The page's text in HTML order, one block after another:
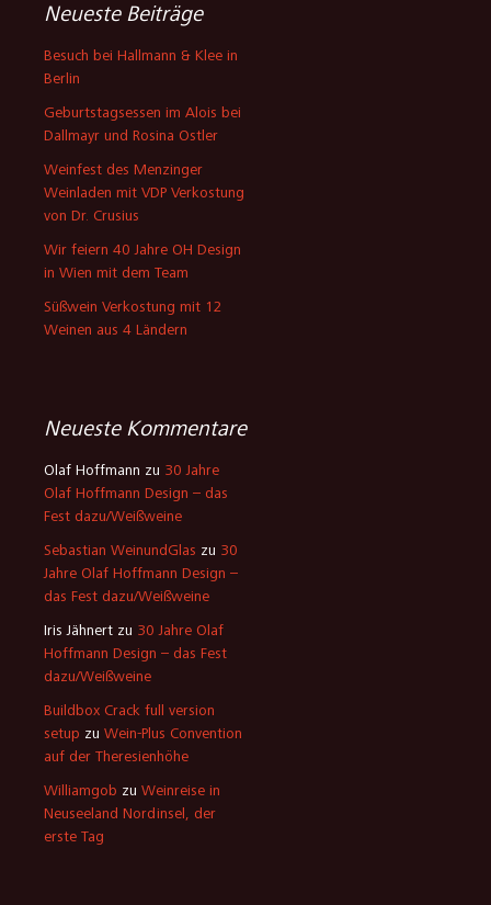
Neueste Beiträge
Besuch bei Hallmann & Klee in
Berlin
Geburtstagsessen im Alois bei
Dallmayr und Rosina Ostler
Weinfest des Menzinger
Weinladen mit VDP Verkostung
von Dr. Crusius
Wir feiern 40 Jahre OH Design
in Wien mit dem Team
Süßwein Verkostung mit 12
Weinen aus 4 Ländern
Neueste Kommentare
Olaf Hoffmann zu 30 Jahre
Olaf Hoffmann Design – das
Fest dazu/Weißweine
Sebastian WeinundGlas zu 30
Jahre Olaf Hoffmann Design –
das Fest dazu/Weißweine
Iris Jähnert zu 30 Jahre Olaf
Hoffmann Design – das Fest
dazu/Weißweine
Buildbox Crack full version
setup zu Wein-Plus Convention
auf der Theresienhöhe
Williamgob zu Weinreise in
Neuseeland Nordinsel, der
erste Tag